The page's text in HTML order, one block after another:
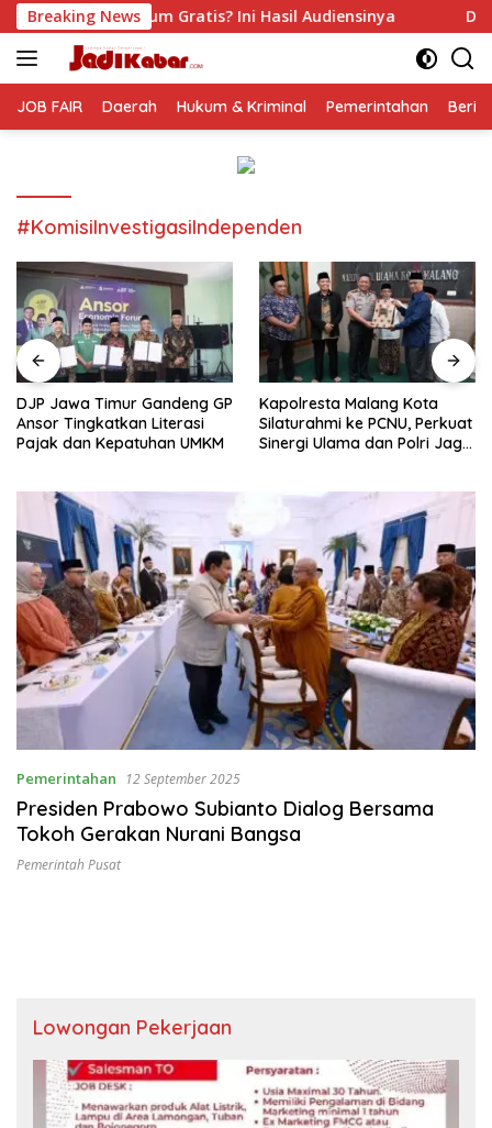
Langsung
ke
konten
Breaking News
Ini Hasil Audiensinya DJP Jawa Timur
JOB FAIR Daerah Hukum & Kriminal Pemerintahan
#KomisiInvestigasiIndependen
DJP Jawa Timur Gandeng GP
Ansor Tingkatkan Literasi
Pajak dan Kepatuhan UMKM
Kapolresta Malang Kota
Silaturahmi ke PCNU, Perkuat
Sinergi Ulama dan Polri Jaga
Pemerintahan 12 September 2025
Presiden Prabowo Subianto Dialog Bersama
Tokoh Gerakan Nurani Bangsa
Pemerintah Pusat
Lowongan Pekerjaan